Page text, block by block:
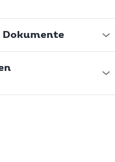
und der Familie und zu vielen